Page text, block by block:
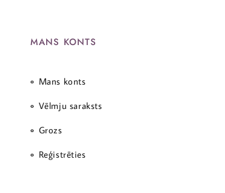
MANS KONTS
Mans konts
Vēlmju saraksts
Grozs
Reģistrēties